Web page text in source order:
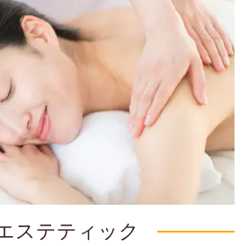
ステティック